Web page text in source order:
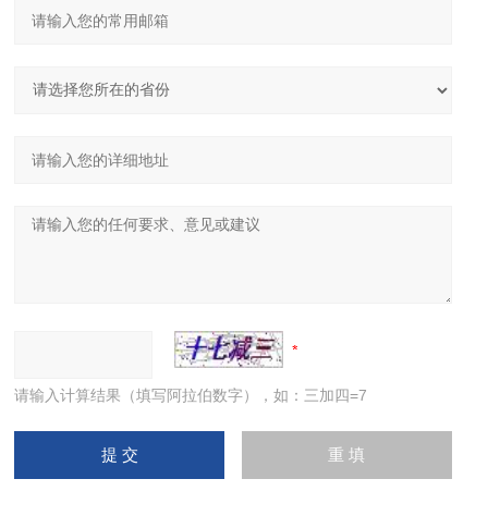
请输入计算结果（填写阿拉伯数字），如：三加四=7